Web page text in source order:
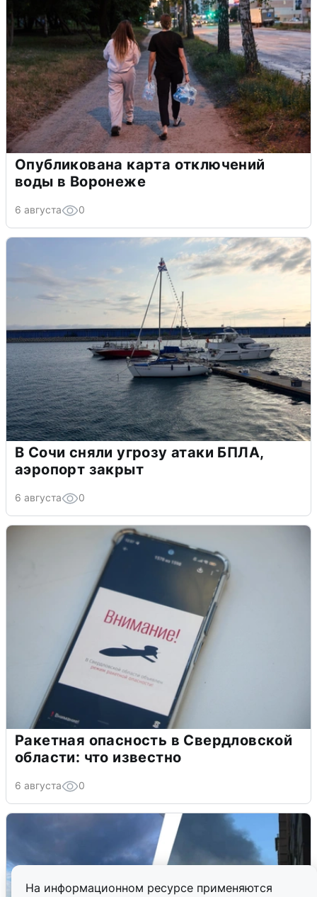
На информационном ресурсе применяются
Опубликована карта отключений
воды в Воронеже
6 августа 0
В Сочи сняли угрозу атаки БПЛА,
аэропорт закрыт
6 августа 0
Ракетная опасность в Свердловской
области: что известно
6 августа 0